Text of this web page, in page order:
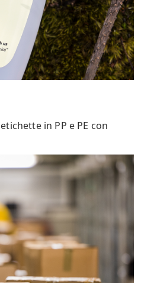
in PP e PE con